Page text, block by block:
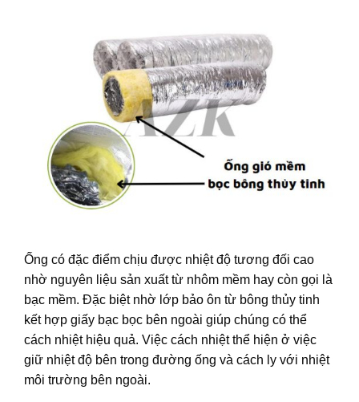
Ống có đặc điểm chịu được nhiệt độ tương đối cao
nhờ nguyên liệu sản xuất từ nhôm mềm hay còn gọi là
bạc mềm. Đặc biệt nhờ lớp bảo ôn từ bông thủy tinh
kết hợp giấy bạc bọc bên ngoài giúp chúng có thể
cách nhiệt hiệu quả. Việc cách nhiệt thể hiện ở việc
giữ nhiệt độ bên trong đường ống và cách ly với nhiệt
môi trường bên ngoài.